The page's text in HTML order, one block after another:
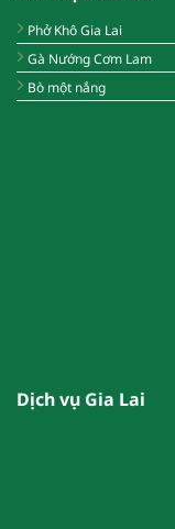
Phở Khô Gia Lai
Gà Nướng Cơm Lam
Bò một nắng
Dịch vụ Gia Lai